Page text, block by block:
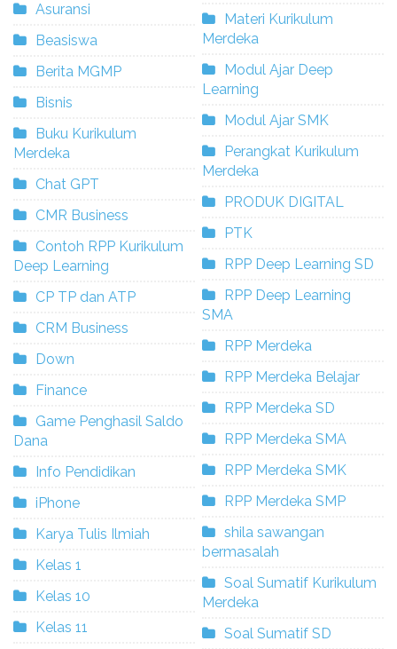
Asuransi
Beasiswa
Berita MGMP
Bisnis
Buku Kurikulum
Merdeka
Chat GPT
CMR Business
Contoh RPP Kurikulum
Deep Learning
CP TP dan ATP
CRM Business
Down
Finance
Game Penghasil Saldo
Dana
Info Pendidikan
iPhone
Karya Tulis Ilmiah
Kelas 1
Kelas 10
Kelas 11
Materi Kurikulum
Merdeka
Modul Ajar Deep
Learning
Modul Ajar SMK
Perangkat Kurikulum
Merdeka
PRODUK DIGITAL
PTK
RPP Deep Learning SD
RPP Deep Learning
SMA
RPP Merdeka
RPP Merdeka Belajar
RPP Merdeka SD
RPP Merdeka SMA
RPP Merdeka SMK
RPP Merdeka SMP
shila sawangan
bermasalah
Soal Sumatif Kurikulum
Merdeka
Soal Sumatif SD